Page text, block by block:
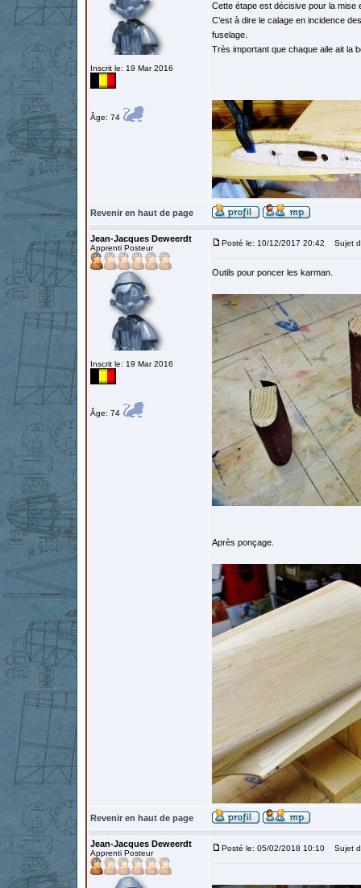
Inscrit le: 19 Mar 2016
Âge: 74
Cette étape est décisive pour la mise
C’est à dire le calage en incidence
fuselage.
Très important que chaque aile ait la
Revenir en haut de page
Jean-Jacques Deweerdt
Apprenti Posteur
Inscrit le: 19 Mar 2016
Âge: 74
Posté le: 10/12/2017 20:42 Sujet
Outils pour poncer les karman.
Après ponçage.
Revenir en haut de page
Jean-Jacques Deweerdt
Apprenti Posteur
Posté le: 05/02/2018 10:10 Sujet